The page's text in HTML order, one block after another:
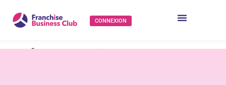
CONNEXION
Présentation de